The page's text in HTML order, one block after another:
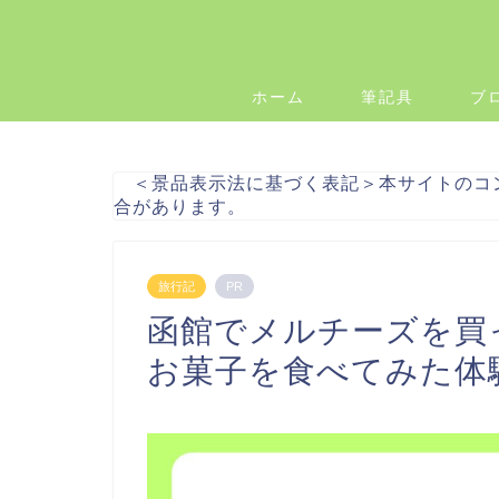
ホーム 筆記具 ブ
＜景品表示法に基づく表記＞本サイトのコ
合があります。
旅行記 PR
函館でメルチーズを
お菓子を食べてみた体